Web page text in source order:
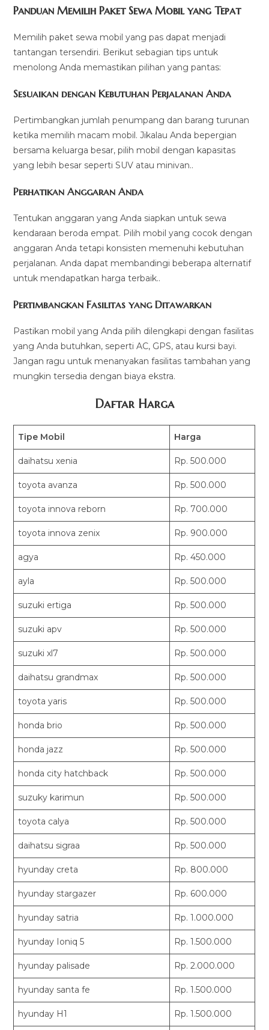
Panduan Memilih Paket Sewa Mobil yang Tepat
Memilih paket sewa mobil yang pas dapat menjadi
tantangan tersendiri. Berikut sebagian tips untuk
menolong Anda memastikan pilihan yang pantas:
Sesuaikan dengan Kebutuhan Perjalanan Anda
Pertimbangkan jumlah penumpang dan barang turunan
ketika memilih macam mobil. Jikalau Anda bepergian
bersama keluarga besar, pilih mobil dengan kapasitas
yang lebih besar seperti SUV atau minivan..
Perhatikan Anggaran Anda
Tentukan anggaran yang Anda siapkan untuk sewa
kendaraan beroda empat. Pilih mobil yang cocok dengan
anggaran Anda tetapi konsisten memenuhi kebutuhan
perjalanan. Anda dapat membandingi beberapa alternatif
untuk mendapatkan harga terbaik..
Pertimbangkan Fasilitas yang Ditawarkan
Pastikan mobil yang Anda pilih dilengkapi dengan fasilitas
yang Anda butuhkan, seperti AC, GPS, atau kursi bayi.
Jangan ragu untuk menanyakan fasilitas tambahan yang
mungkin tersedia dengan biaya ekstra.
Daftar Harga
Tipe Mobil Harga
daihatsu xenia Rp. 500.000
toyota avanza Rp. 500.000
toyota innova reborn Rp. 700.000
toyota innova zenix Rp. 900.000
agya Rp. 450.000
ayla Rp. 500.000
suzuki ertiga Rp. 500.000
suzuki apv Rp. 500.000
suzuki xl7 Rp. 500.000
daihatsu grandmax Rp. 500.000
toyota yaris Rp. 500.000
honda brio Rp. 500.000
honda jazz Rp. 500.000
honda city hatchback Rp. 500.000
suzuky karimun Rp. 500.000
toyota calya Rp. 500.000
daihatsu sigraa Rp. 500.000
hyunday creta Rp. 800.000
hyunday stargazer Rp. 600.000
hyunday satria Rp. 1.000.000
hyunday Ioniq 5 Rp. 1.500.000
hyunday palisade Rp. 2.000.000
hyunday santa fe Rp. 1.500.000
hyunday H1 Rp. 1.500.000